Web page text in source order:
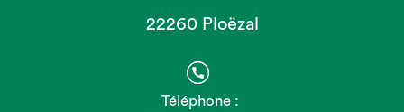
22260 Ploëzal
Téléphone :